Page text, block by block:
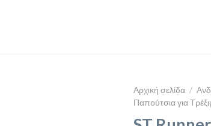
Αρχική σελίδα /
Παπούτσια για